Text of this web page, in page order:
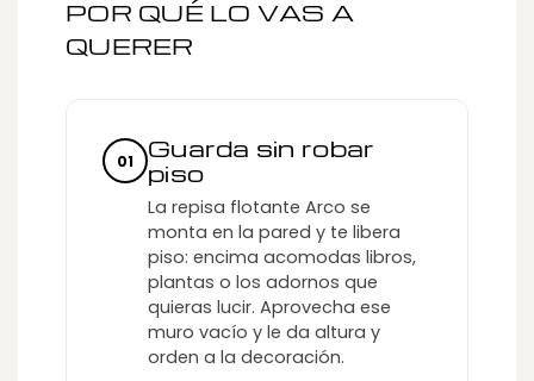
POR QUÉ LO VAS A
QUERER
01
Guarda sin robar
piso
La repisa flotante Arco se
monta en la pared y te libera
piso: encima acomodas libros,
plantas o los adornos que
quieras lucir. Aprovecha ese
muro vacío y le da altura y
orden a la decoración.